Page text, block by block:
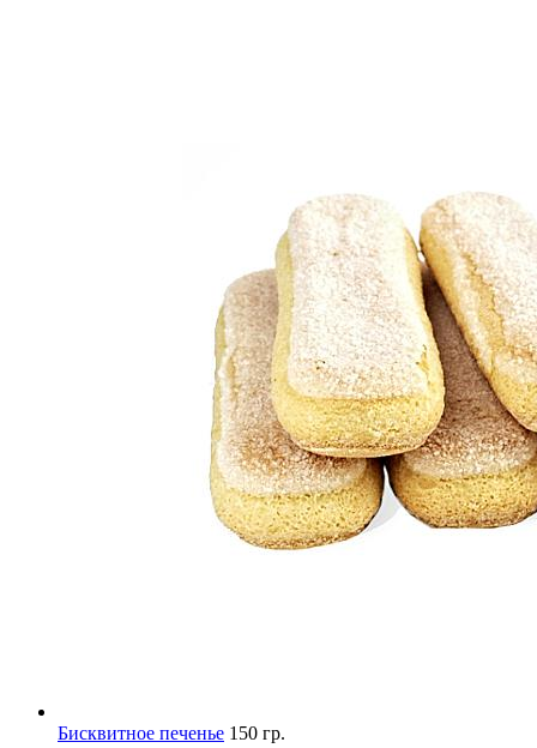
Бисквитное печенье 150 гр.